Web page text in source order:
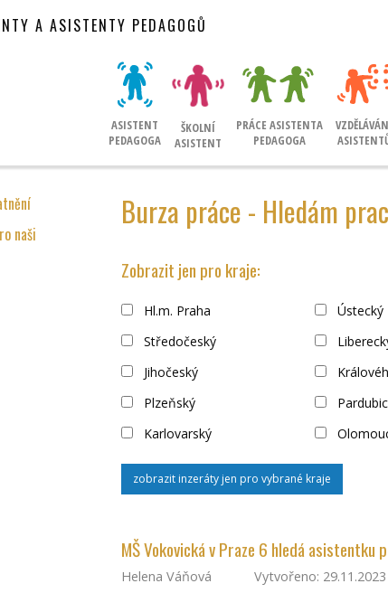
A ASISTENTY PEDAGOGŮ
ASISTENT
PEDAGOGA
ŠKOLNÍ
ASISTENT
PRÁCE ASISTENTA
PEDAGOGA
naši
Burza práce - Hledám
Zobrazit jen pro kraje:
Hl.m. Praha
Středočeský
Jihočeský
Plzeňský
Karlovarský
Ústecký
zobrazit inzeráty jen pro vybrané kraje
MŠ Vokovická v Praze 6 hledá asistentku
Helena Váňová Vytvořeno: 29.11.2023